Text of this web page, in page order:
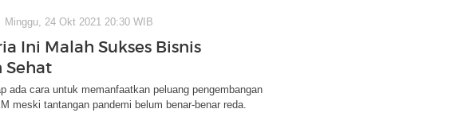
Minggu, 24 Okt 2021 20:30 WIB
Ini Malah Sukses Bisnis
Sehat
ada cara untuk memanfaatkan peluang pengembangan
meski tantangan pandemi belum benar-benar reda.